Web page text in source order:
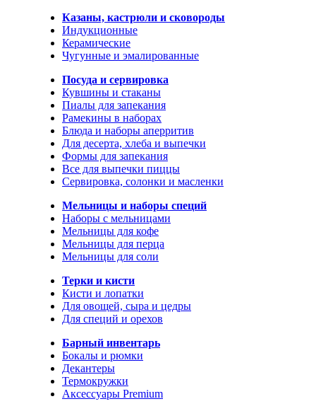
Казаны, кастрюли и сковороды
Индукционные
Керамические
Чугунные и эмалированные
Посуда и сервировка
Кувшины и стаканы
Пиалы для запекания
Рамекины в наборах
Блюда и наборы аперритив
Для десерта, хлеба и выпечки
Формы для запекания
Все для выпечки пиццы
Сервировка, солонки и масленки
Мельницы и наборы специй
Наборы с мельницами
Мельницы для кофе
Мельницы для перца
Мельницы для соли
Терки и кисти
Кисти и лопатки
Для овощей, сыра и цедры
Для специй и орехов
Барный инвентарь
Бокалы и рюмки
Декантеры
Термокружки
Аксессуары Premium